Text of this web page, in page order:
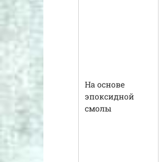
На основе
эпоксидной
смолы